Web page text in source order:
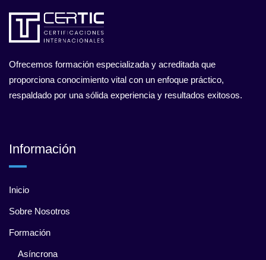
Ofrecemos formación especializada y acreditada que
proporciona conocimiento vital con un enfoque práctico,
respaldado por una sólida experiencia y resultados exitosos.
Información
Inicio
Sobre Nosotros
Formación
Asíncrona